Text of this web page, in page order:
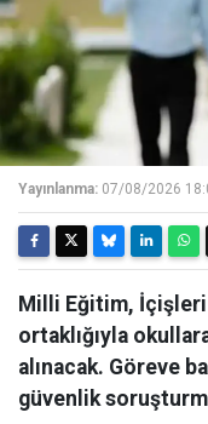
Yayınlanma: 07/08/2026
Milli Eğitim, İçişleri
ortaklığıyla
alınacak. Göreve
güvenlik